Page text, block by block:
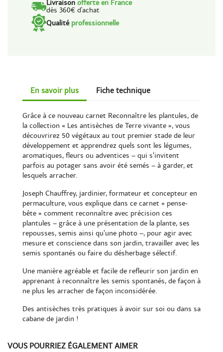
Livraison offerte en France
dès 360€ d'achat
Qualité professionnelle
En savoir plus Fiche technique
Grâce à ce nouveau carnet Reconnaître les plantules, de
la collection « Les antisèches de Terre vivante », vous
découvrirez 50 végétaux au tout premier stade de leur
développement et apprendrez quels sont les légumes,
aromatiques, fleurs ou adventices – qui s’invitent
parfois au potager sans avoir été semés – à garder, et
lesquels arracher.
Joseph Chauffrey, jardinier, formateur et concepteur en
permaculture, vous explique dans ce carnet « pense-
bête » comment reconnaître avec précision ces
plantules – grâce à une présentation de la plante, ses
repousses, semis ainsi qu’une photo –, pour agir avec
mesure et conscience dans son jardin, travailler avec les
semis spontanés ou faire du désherbage sélectif.
Une manière agréable et facile de refleurir son jardin en
apprenant à reconnaître les semis spontanés, de façon à
ne plus les arracher de façon inconsidérée.
Des antisèches très pratiques à avoir sur soi ou dans sa
cabane de jardin !
VOUS POURRIEZ ÉGALEMENT AIMER